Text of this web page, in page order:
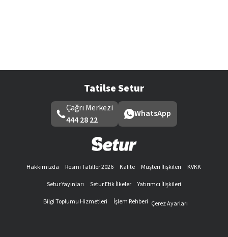
Tatilse Setur
Çağrı Merkezi
444 28 22
WhatsApp
Hakkımızda Resmi Tatiller 2026 Kalite Müşteri İlişkileri
KVKK
Setur Yayınları
Setur Etik İlkeler
Yatırımcı İlişkileri
Bilgi Toplumu Hizmetleri
İşlem Rehberi Çerez Ayarları